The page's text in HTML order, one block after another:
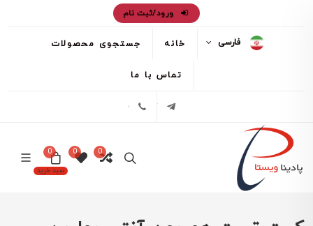
ورود/ثبت نام
فارسی خانه جستجوی محصولات
تماس با ما
تلگرام
0
0
سبد خرید
0